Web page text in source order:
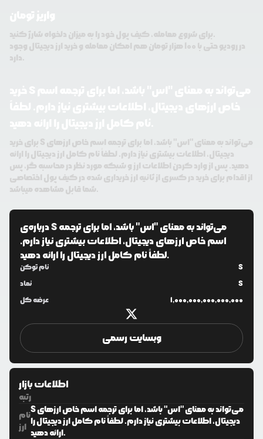
برای شروع معامله، کیف پول خود را به میزان دلخواه شارژ کنید.
در رودیو حتی با 100 هزار تومان هم امکان معامله و خرید ارز دیجیتال وجود
دارد.
برای خرید S می‌تواند به معنای "اس" باشد، اما برای ترجمه اسم خاص ارزهای
دیجیتال، اطلاعات بیشتری نیاز دارم. لطفاً نام کامل ارز دیجیتال را ارائه
دهید. پس از وارد کردن اطلاعات ارز و شبکه مورد نظر در محاسبه گر، پس
از اقدام برای خرید در کسری از ثانیه ارز خریداری شده در کیف پول اختصاصی
شما قابل مشاهده میباشد.
S می‌تواند به معنای "اس" باشد، اما برای ترجمه
اسم خاص ارزهای دیجیتال، اطلاعات بیشتری نیاز دارم.
لطفاً نام کامل ارز دیجیتال را ارائه دهید.
نام توکن
S
نماد
S
عرضه کل
1,000,000,000,000,000
وبسایت رسمی
اطلاعات بازار
رتبه
نام
ارز
S می‌تواند به معنای "اس" باشد، اما برای ترجمه اسم خاص ارزهای
دیجیتال، اطلاعات بیشتری نیاز دارم. لطفاً نام کامل ارز دیجیتال را
ارائه دهید.